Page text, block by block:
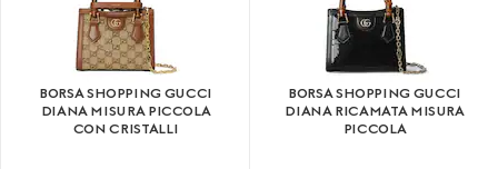
BORSA SHOPPING GUCCI
DIANA MISURA PICCOLA
CON CRISTALLI
BORSA SHOPPING GUCCI
DIANA RICAMATA MISURA
PICCOLA